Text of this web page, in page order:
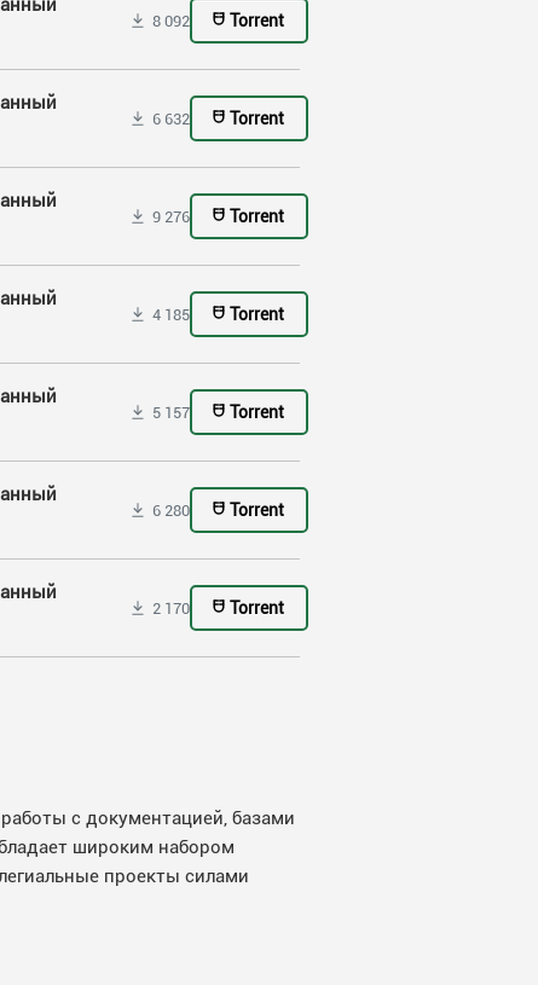
8 092 Torrent
6 632 Torrent
9 276 Torrent
4 185 Torrent
5 157 Torrent
6 280 Torrent
2 170 Torrent
с документацией, базами
широким набором
проекты силами